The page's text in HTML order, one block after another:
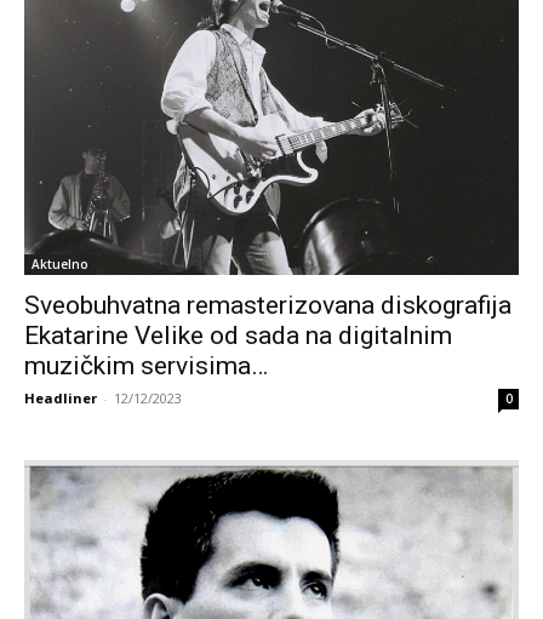
Aktuelno
Sveobuhvatna remasterizovana diskografija
Ekatarine Velike od sada na digitalnim
muzičkim servisima…
Headliner - 12/12/2023 0